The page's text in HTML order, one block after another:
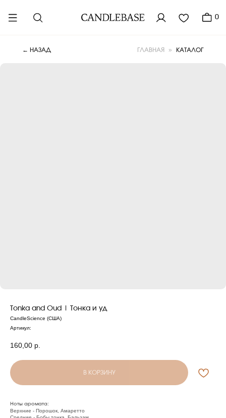
← НАЗАД ГЛАВНАЯ КАТАЛОГ
»
Tonka and Oud | Тонка и уд
CandleScience (США)
Артикул:
160,00 р.
В КОРЗИНУ
Ноты аромата:
Верхние - Порошок, Амаретто